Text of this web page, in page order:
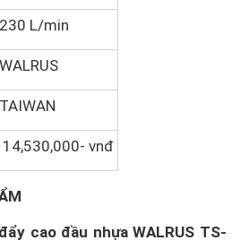
230 L/min
WALRUS
TAIWAN
14,530,000- vnđ
cao đầu nhựa WALRUS TS-